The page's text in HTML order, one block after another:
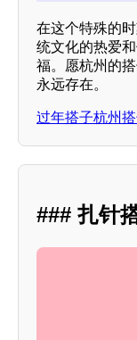
在这个特殊的
统文化的热爱
福。愿杭州的
永远存在。
过年搭子杭州
### 扎针